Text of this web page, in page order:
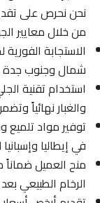
نحن نحرص على
من خلال معايير
الاستجابة الفورية
شمال وجنوب جدة
استخدام تقنية الجلي
والغبار نهائياً
توفير مواد تلميع
في إيطاليا
منح العميل ضماناً
الرخام الطبيعي بعد